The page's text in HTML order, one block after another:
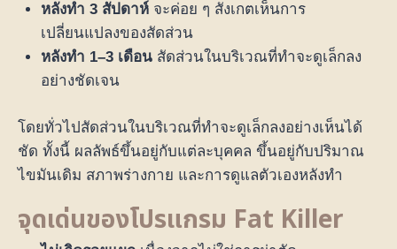
หลังทำ 3 สัปดาห์จะค่อย ๆ สังเกตเห็นการ
เปลี่ยนแปลงของสัดส่วน
หลังทำ 1–3 เดือนสัดส่วนในบริเวณที่ทำจะดูเล็กลง
อย่างชัดเจน
โดยทั่วไปสัดส่วนในบริเวณที่ทำจะดูเล็กลงอย่างเห็นได้
ชัด ทั้งนี้ ผลลัพธ์ขึ้นอยู่กับแต่ละบุคคล ขึ้นอยู่กับปริมาณ
ไขมันเดิม สภาพร่างกาย และการดูแลตัวเองหลังทำ
จุดเด่นของโปรแกรม Fat Killer